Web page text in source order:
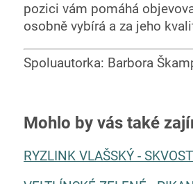
pozici vám pomáhá
osobně vybírá a za jeho
Spoluautorka: Barbora
Mohlo by vás také
RYZLINK VLAŠSKÝ -